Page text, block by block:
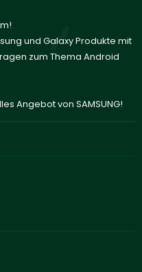
und Galaxy Produkte mit
zum Thema Android
Angebot von SAMSUNG!